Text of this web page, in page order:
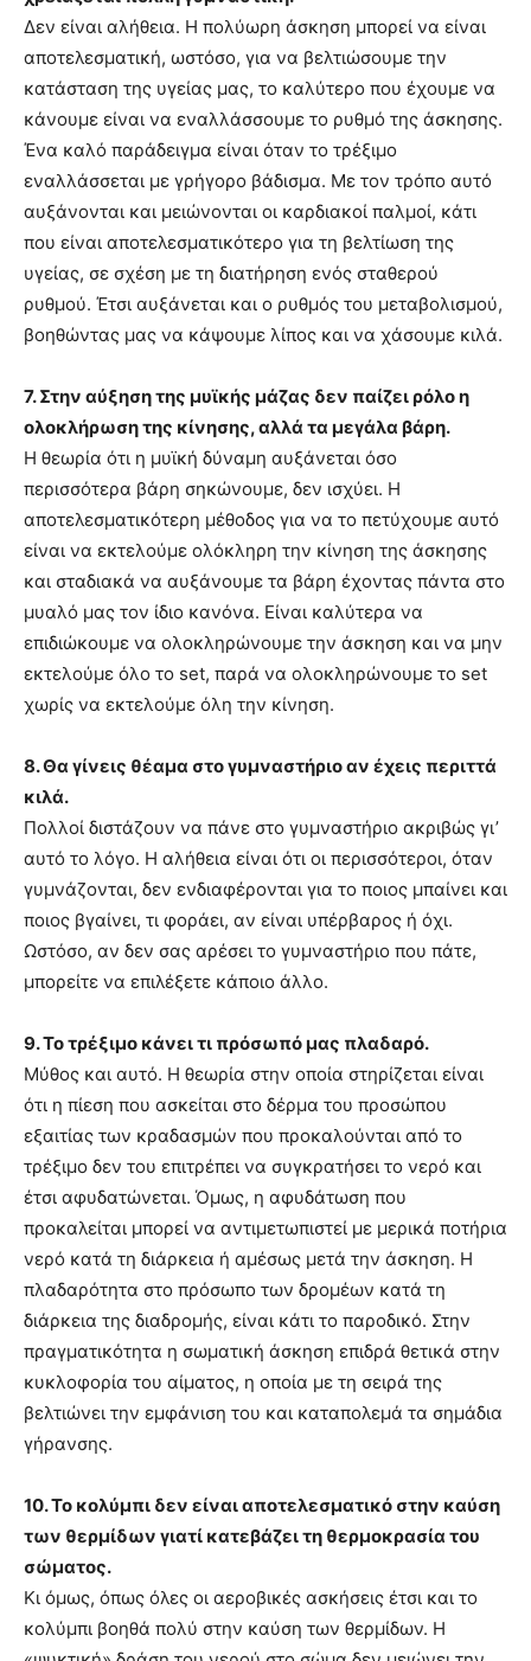
Δεν είναι αλήθεια. Η πολύωρη άσκηση μπορεί να είναι
αποτελεσματική, ωστόσο, για να βελτιώσουμε την
κατάσταση της υγείας μας, το καλύτερο που έχουμε να
κάνουμε είναι να εναλλάσσουμε το ρυθμό της άσκησης.
Ένα καλό παράδειγμα είναι όταν το τρέξιμο
εναλλάσσεται με γρήγορο βάδισμα. Με τον τρόπο αυτό
αυξάνονται και μειώνονται οι καρδιακοί παλμοί, κάτι
που είναι αποτελεσματικότερο για τη βελτίωση της
υγείας, σε σχέση με τη διατήρηση ενός σταθερού
ρυθμού. Έτσι αυξάνεται και ο ρυθμός του μεταβολισμού,
βοηθώντας μας να κάψουμε λίπος και να χάσουμε κιλά.
7. Στην αύξηση της μυϊκής μάζας δεν παίζει ρόλο η
ολοκλήρωση της κίνησης, αλλά τα μεγάλα βάρη.
Η θεωρία ότι η μυϊκή δύναμη αυξάνεται όσο
περισσότερα βάρη σηκώνουμε, δεν ισχύει. Η
αποτελεσματικότερη μέθοδος για να το πετύχουμε αυτό
είναι να εκτελούμε ολόκληρη την κίνηση της άσκησης
και σταδιακά να αυξάνουμε τα βάρη έχοντας πάντα στο
μυαλό μας τον ίδιο κανόνα. Είναι καλύτερα να
επιδιώκουμε να ολοκληρώνουμε την άσκηση και να μην
εκτελούμε όλο το set, παρά να ολοκληρώνουμε το set
χωρίς να εκτελούμε όλη την κίνηση.
8. Θα γίνεις θέαμα στο γυμναστήριο αν έχεις περιττά
κιλά.
Πολλοί διστάζουν να πάνε στο γυμναστήριο ακριβώς γι’
αυτό το λόγο. Η αλήθεια είναι ότι οι περισσότεροι, όταν
γυμνάζονται, δεν ενδιαφέρονται για το ποιος μπαίνει και
ποιος βγαίνει, τι φοράει, αν είναι υπέρβαρος ή όχι.
Ωστόσο, αν δεν σας αρέσει το γυμναστήριο που πάτε,
μπορείτε να επιλέξετε κάποιο άλλο.
9. Το τρέξιμο κάνει τι πρόσωπό μας πλαδαρό.
Μύθος και αυτό. Η θεωρία στην οποία στηρίζεται είναι
ότι η πίεση που ασκείται στο δέρμα του προσώπου
εξαιτίας των κραδασμών που προκαλούνται από το
τρέξιμο δεν του επιτρέπει να συγκρατήσει το νερό και
έτσι αφυδατώνεται. Όμως, η αφυδάτωση που
προκαλείται μπορεί να αντιμετωπιστεί με μερικά ποτήρια
νερό κατά τη διάρκεια ή αμέσως μετά την άσκηση. Η
πλαδαρότητα στο πρόσωπο των δρομέων κατά τη
διάρκεια της διαδρομής, είναι κάτι το παροδικό. Στην
πραγματικότητα η σωματική άσκηση επιδρά θετικά στην
κυκλοφορία του αίματος, η οποία με τη σειρά της
βελτιώνει την εμφάνιση του και καταπολεμά τα σημάδια
γήρανσης.
10. Το κολύμπι δεν είναι αποτελεσματικό στην καύση
των θερμίδων γιατί κατεβάζει τη θερμοκρασία του
σώματος.
Κι όμως, όπως όλες οι αεροβικές ασκήσεις έτσι και το
κολύμπι βοηθά πολύ στην καύση των θερμίδων. Η